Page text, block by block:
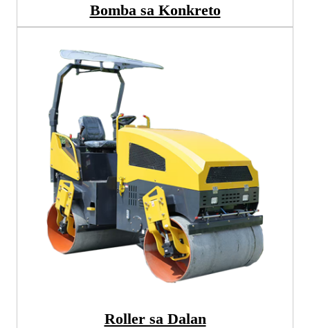
Bomba sa Konkreto
Roller sa Dalan